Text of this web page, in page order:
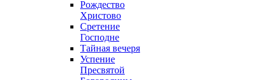
Рождество
Христово
Сретение
Господне
Тайная вечеря
Успение
Пресвятой